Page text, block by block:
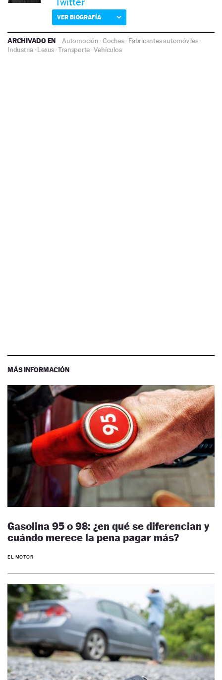
VER BIOGRAFÍA
ARCHIVADO EN Automoción ·Coches· Fabricantes automóviles·
Industria·Lexus ·Transporte ·Vehículos
MÁS INFORMACIÓN
Gasolina 95 o 98: ¿en qué se diferencian y
cuándo merece la pena pagar más?
EL MOTOR